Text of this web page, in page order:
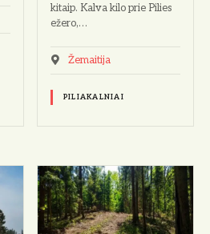
kitaip. Kalva kilo prie Pilies
ežero,…
Žemaitija
PILIAKALNIAI